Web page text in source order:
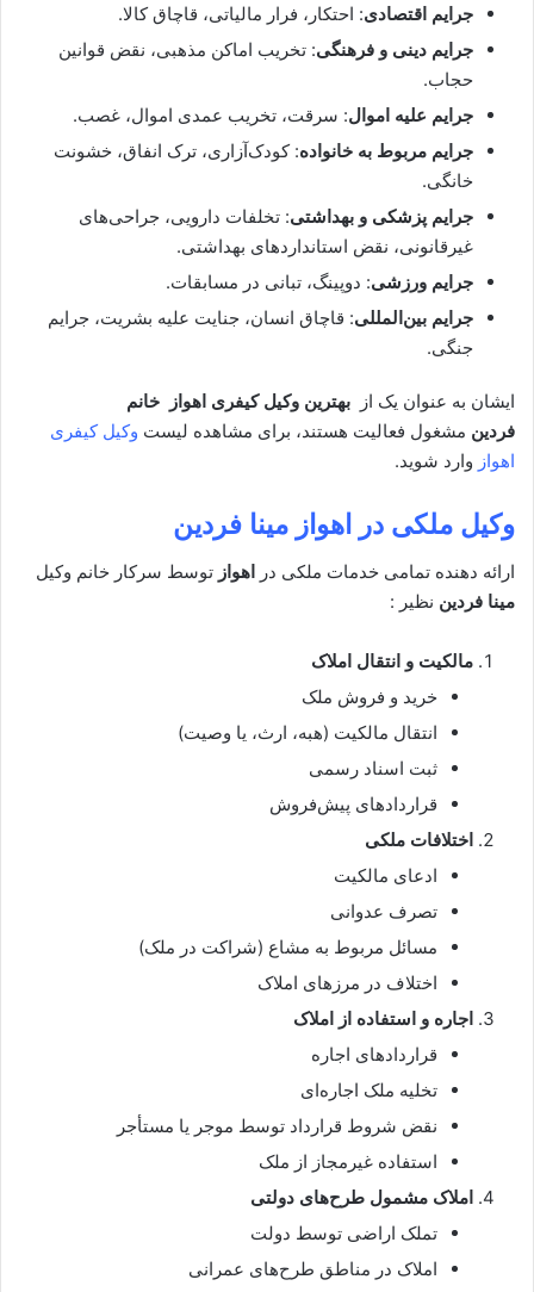
جرایم اقتصادی: احتکار، فرار مالیاتی، قاچاق کالا.
جرایم دینی و فرهنگی: تخریب اماکن مذهبی، نقض قوانین
حجاب.
جرایم علیه اموال: سرقت، تخریب عمدی اموال، غصب.
جرایم مربوط به خانواده: کودک‌آزاری، ترک انفاق، خشونت
خانگی.
جرایم پزشکی و بهداشتی: تخلفات دارویی، جراحی‌های
غیرقانونی، نقض استانداردهای بهداشتی.
جرایم ورزشی: دوپینگ، تبانی در مسابقات.
جرایم بین‌المللی: قاچاق انسان، جنایت علیه بشریت، جرایم
جنگی.
ایشان به عنوان یک از بهترین وکیل کیفری اهواز خانم
فردین مشغول فعالیت هستند، برای مشاهده لیست وکیل کیفری
اهواز وارد شوید.
وکیل ملکی در اهواز مینا فردین
ارائه دهنده تمامی خدمات ملکی در اهواز توسط سرکار خانم وکیل
مینا فردین نظیر :
مالکیت و انتقال املاک
خرید و فروش ملک
انتقال مالکیت (هبه، ارث، یا وصیت)
ثبت اسناد رسمی
قراردادهای پیش‌فروش
اختلافات ملکی
ادعای مالکیت
تصرف عدوانی
مسائل مربوط به مشاع (شراکت در ملک)
اختلاف در مرزهای املاک
اجاره و استفاده از املاک
قراردادهای اجاره
تخلیه ملک اجاره‌ای
نقض شروط قرارداد توسط موجر یا مستأجر
استفاده غیرمجاز از ملک
املاک مشمول طرح‌های دولتی
تملک اراضی توسط دولت
املاک در مناطق طرح‌های عمرانی